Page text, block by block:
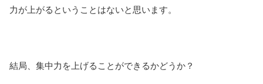
力が上がるということはないと思います。
結局、集中力を上げることができるかどうか？